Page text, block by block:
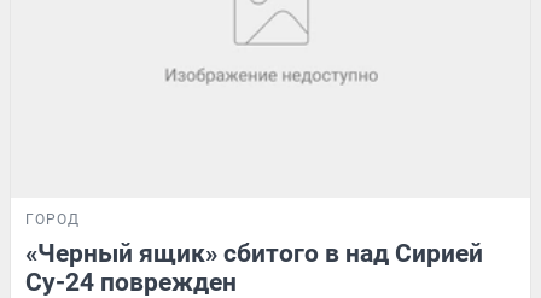
ГОРОД
«Черный ящик» сбитого в над Сирией
Су-24 поврежден